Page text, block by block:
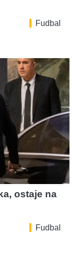
Fudbal
ostaje na
Fudbal